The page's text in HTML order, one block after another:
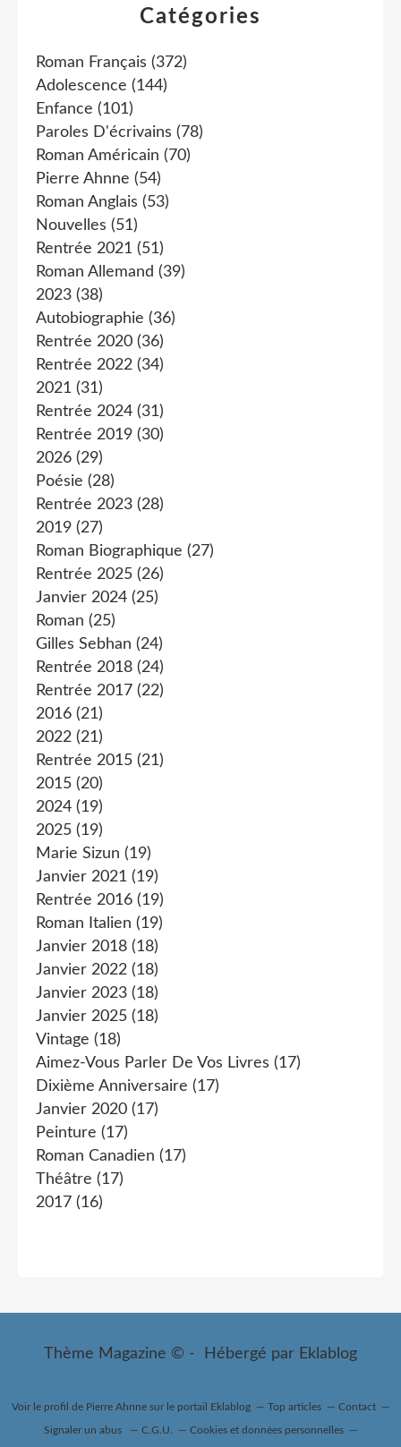
Catégories
Roman Français (372)
Adolescence (144)
Enfance (101)
Paroles D'écrivains (78)
Roman Américain (70)
Pierre Ahnne (54)
Roman Anglais (53)
Nouvelles (51)
Rentrée 2021 (51)
Roman Allemand (39)
2023 (38)
Autobiographie (36)
Rentrée 2020 (36)
Rentrée 2022 (34)
2021 (31)
Rentrée 2024 (31)
Rentrée 2019 (30)
2026 (29)
Poésie (28)
Rentrée 2023 (28)
2019 (27)
Roman Biographique (27)
Rentrée 2025 (26)
Janvier 2024 (25)
Roman (25)
Gilles Sebhan (24)
Rentrée 2018 (24)
Rentrée 2017 (22)
2016 (21)
2022 (21)
Rentrée 2015 (21)
2015 (20)
2024 (19)
2025 (19)
Marie Sizun (19)
Janvier 2021 (19)
Rentrée 2016 (19)
Roman Italien (19)
Janvier 2018 (18)
Janvier 2022 (18)
Janvier 2023 (18)
Janvier 2025 (18)
Vintage (18)
Aimez-Vous Parler De Vos Livres (17)
Dixième Anniversaire (17)
Janvier 2020 (17)
Peinture (17)
Roman Canadien (17)
Théâtre (17)
2017 (16)
Thème Magazine © - Hébergé par Eklablog
Voir le profil de Pierre Ahnnesur le portail Eklablog Top articles Contact
Signaler un abus C.G.U. Cookies et données personnelles